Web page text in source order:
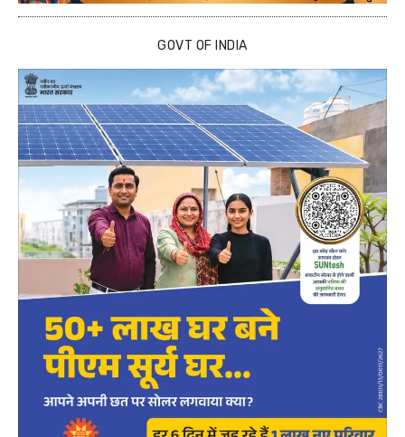
GOVT OF INDIA